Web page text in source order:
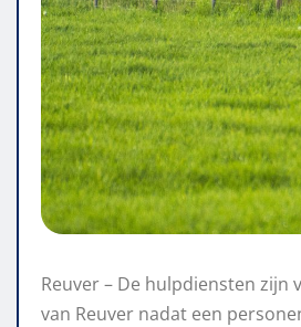
Reuver – De hulpdiensten
van Reuver nadat een